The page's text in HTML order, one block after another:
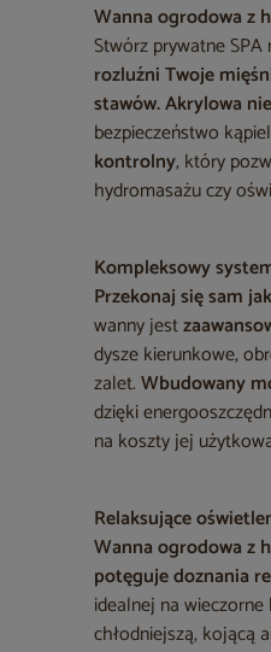
Wanna ogrodowa z
Stwórz prywatne
rozluźni Twoje
stawów.Akrylowa
bezpieczeństwo
kontrolny, który
hydromasażu czy
Kompleksowy
Przekonaj się sam
wanny jest
dysze kierunkowe,
zalet.Wbudowany
dzięki
na koszty jej
Relaksujące
Wanna ogrodowa z
potęguje doznania
idealnej na wieczorne
chłodniejszą, kojącą